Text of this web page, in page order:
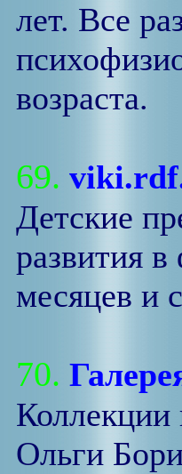
лет. Все
возраста.
69.
Детские
развития
месяцев и
70.
Коллекции
Ольги